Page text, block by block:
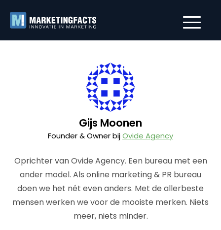
Gijs Moonen
Founder & Owner bijOvide Agency
Oprichter van Ovide Agency. Een bureau met een
ander model. Als online marketing & PR bureau
doen we het nét even anders. Met de allerbeste
mensen werken we voor de mooiste merken. Niets
meer, niets minder.